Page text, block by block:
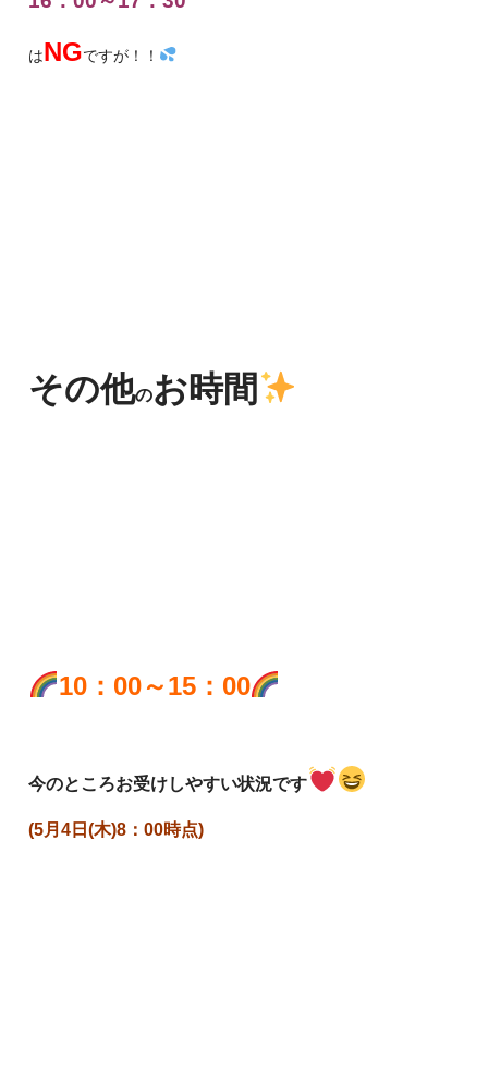
はNGですが！！
その他のお時間
10：00～15：00
今のところお受けしやすい状況です
(5月4日(木)8：00時点)